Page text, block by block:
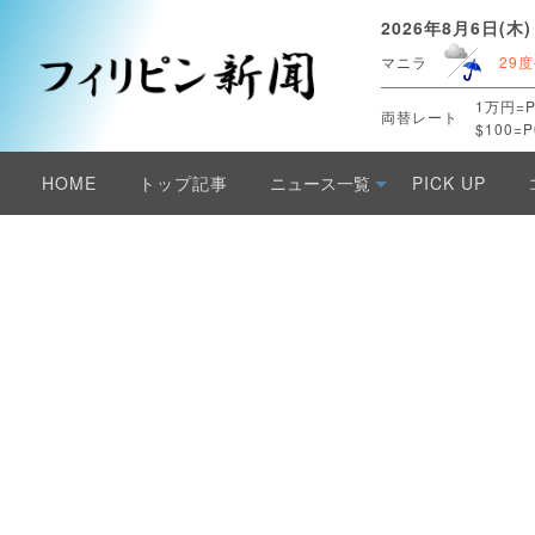
2026年8月6日(木)
マニラ 29度
両替レート
1万円
HOME トップ記事 ニュース一覧 PICK UP